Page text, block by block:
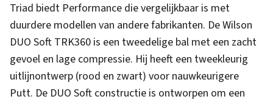
Triad biedt Performance die vergelijkbaar is met
duurdere modellen van andere fabrikanten. De Wilson
DUO Soft TRK360 is een tweedelige bal met een zacht
gevoel en lage compressie. Hij heeft een tweekleurig
uitlijnontwerp (rood en zwart) voor nauwkeurigere
Putt. De DUO Soft constructie is ontworpen om een